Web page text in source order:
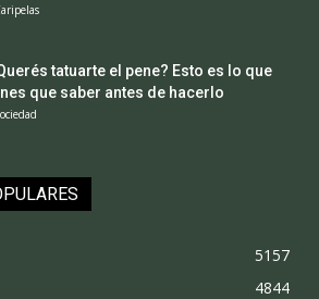
tatuarte el pene? Esto es lo que
que saber antes de hacerlo
5157
4844